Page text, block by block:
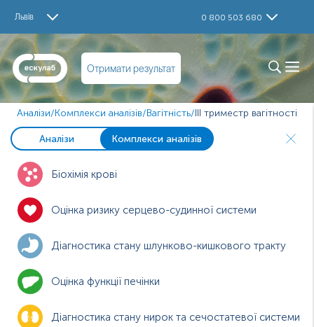
Львів 0 800 503 680
Отримати результат
Аналізи/Комплекси аналізів/Вагітність/ІІІ триместр вагітності
Аналізи Комплекси аналізів
Біохімія крові
Оцінка ризику серцево-судинної системи
Діагностика стану шлунково-кишкового тракту
Оцінка функції печінки
Діагностика стану нирок та сечостатевої системи